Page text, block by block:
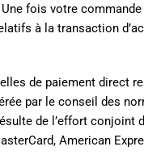
fois votre
à la transaction
de paiement direct
par le conseil des
de l’effort conjoint
American